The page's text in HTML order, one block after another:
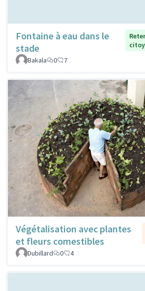
Fontaine à eau dans le
stade
Bakala
0 7
Végétalisation avec plantes
et fleurs comestibles
Dubillard
0 4